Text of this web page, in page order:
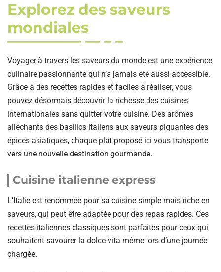
Explorez des saveurs
mondiales
Voyager à travers les saveurs du monde est une expérience
culinaire passionnante qui n’a jamais été aussi accessible.
Grâce à des recettes rapides et faciles à réaliser, vous
pouvez désormais découvrir la richesse des cuisines
internationales sans quitter votre cuisine. Des arômes
alléchants des basilics italiens aux saveurs piquantes des
épices asiatiques, chaque plat proposé ici vous transporte
vers une nouvelle destination gourmande.
Cuisine italienne express
L’Italie est renommée pour sa cuisine simple mais riche en
saveurs, qui peut être adaptée pour des repas rapides. Ces
recettes italiennes classiques sont parfaites pour ceux qui
souhaitent savourer la dolce vita même lors d’une journée
chargée.